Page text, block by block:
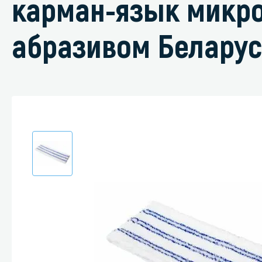
Средства
карман-язык
абразивом